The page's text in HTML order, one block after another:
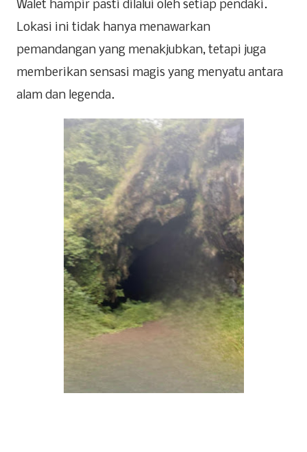
Walet hampir pasti dilalui oleh setiap pendaki.
Lokasi ini tidak hanya menawarkan
pemandangan yang menakjubkan, tetapi juga
memberikan sensasi magis yang menyatu antara
alam dan legenda.